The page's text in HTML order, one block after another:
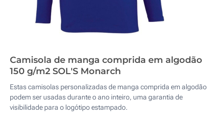
Camisola de manga comprida em algodão
150 g/m2 SOL'S Monarch
Estas camisolas personalizadas de manga comprida em algodão
podem ser usadas durante o ano inteiro, uma garantia de
visibilidade para o logótipo estampado.